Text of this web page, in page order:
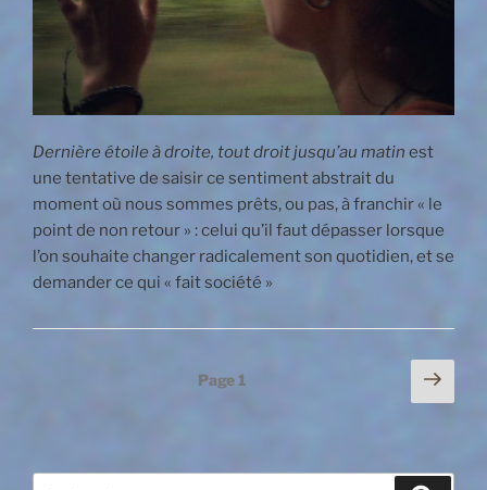
Dernière étoile à droite, tout droit jusqu’au matin est
une tentative de saisir ce sentiment abstrait du
moment où nous sommes prêts, ou pas, à franchir « le
point de non retour » : celui qu’il faut dépasser lorsque
l’on souhaite changer radicalement son quotidien, et se
demander ce qui « fait société »
Page1
Page